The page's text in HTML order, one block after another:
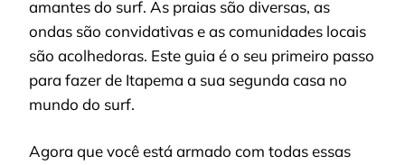
amantes do surf. As praias são diversas, as
ondas são convidativas e as comunidades locais
são acolhedoras. Este guia é o seu primeiro passo
para fazer de Itapema a sua segunda casa no
mundo do surf.
Agora que você está armado com todas essas